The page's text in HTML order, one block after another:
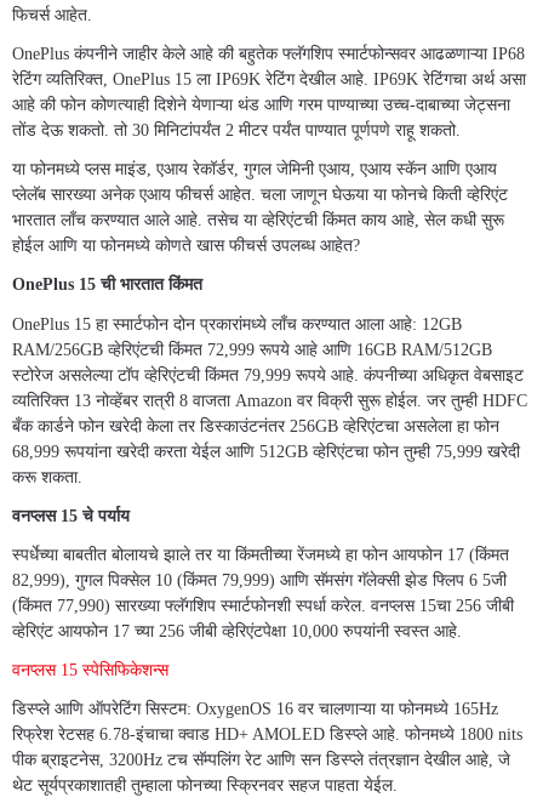
फिचर्स आहेत.
OnePlus कंपनीने जाहीर केले आहे की बहुतेक फ्लॅगशिप स्मार्टफोन्सवर आढळणाऱ्या IP68
रेटिंग व्यतिरिक्त, OnePlus 15 ला IP69K रेटिंग देखील आहे. IP69K रेटिंगचा अर्थ असा
आहे की फोन कोणत्याही दिशेने येणाऱ्या थंड आणि गरम पाण्याच्या उच्च-दाबाच्या जेट्सना
तोंड देऊ शकतो. तो 30 मिनिटांपर्यंत 2 मीटर पर्यंत पाण्यात पूर्णपणे राहू शकतो.
या फोनमध्ये प्लस माइंड, एआय रेकॉर्डर, गुगल जेमिनी एआय, एआय स्कॅन आणि एआय
प्लेलॅब सारख्या अनेक एआय फीचर्स आहेत. चला जाणून घेऊया या फोनचे किती व्हेरिएंट
भारतात लाँच करण्यात आले आहे. तसेच या व्हेरिएंटची किंमत काय आहे, सेल कधी सुरू
होईल आणि या फोनमध्ये कोणते खास फीचर्स उपलब्ध आहेत?
OnePlus 15 ची भारतात किंमत
OnePlus 15 हा स्मार्टफोन दोन प्रकारांमध्ये लाँच करण्यात आला आहे: 12GB
RAM/256GB व्हेरिएंटची किंमत 72,999 रूपये आहे आणि 16GB RAM/512GB
स्टोरेज असलेल्या टॉप व्हेरिएंटची किंमत 79,999 रूपये आहे. कंपनीच्या अधिकृत वेबसाइट
व्यतिरिक्त 13 नोव्हेंबर रात्री 8 वाजता Amazon वर विक्री सुरू होईल. जर तुम्ही HDFC
बँक कार्डने फोन खरेदी केला तर डिस्काउंटनंतर 256GB व्हेरिएंटचा असलेला हा फोन
68,999 रूपयांना खरेदी करता येईल आणि 512GB व्हेरिएंटचा फोन तुम्ही 75,999 खरेदी
करू शकता.
वनप्लस 15 चे पर्याय
स्पर्धेच्या बाबतीत बोलायचे झाले तर या किंमतीच्या रेंजमध्ये हा फोन आयफोन 17 (किंमत
82,999), गुगल पिक्सेल 10 (किंमत 79,999) आणि सॅमसंग गॅलेक्सी झेड फ्लिप 6 5जी
(किंमत 77,990) सारख्या फ्लॅगशिप स्मार्टफोनशी स्पर्धा करेल. वनप्लस 15चा 256 जीबी
व्हेरिएंट आयफोन 17 च्या 256 जीबी व्हेरिएंटपेक्षा 10,000 रुपयांनी स्वस्त आहे.
वनप्लस 15 स्पेसिफिकेशन्स
डिस्प्ले आणि ऑपरेटिंग सिस्टम: OxygenOS 16 वर चालणाऱ्या या फोनमध्ये 165Hz
रिफ्रेश रेटसह 6.78-इंचाचा क्वाड HD+ AMOLED डिस्प्ले आहे. फोनमध्ये 1800 nits
पीक ब्राइटनेस, 3200Hz टच सॅम्पलिंग रेट आणि सन डिस्प्ले तंत्रज्ञान देखील आहे, जे
थेट सूर्यप्रकाशातही तुम्हाला फोनच्या स्क्रिनवर सहज पाहता येईल.